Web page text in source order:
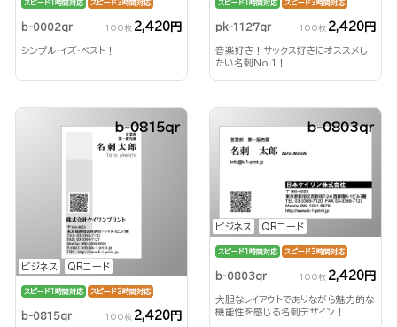
スピード1時間対応 スピード3時間対応
b-0002qr 100枚 2,420円
シンプル・イズ・ベスト！
スピード1時間対応 スピード3時間対応
pk-1127qr 100枚 2,420円
音楽好き！サックス好きにオススメし
たい名刺No.1！
ビジネス QRコード
b-0815qr
スピード1時間対応 スピード3時間対応
b-0815qr 100枚 2,420円
ビジネス QRコード
b-0803qr
スピード1時間対応 スピード3時間対応
b-0803qr 100枚 2,420円
大胆なレイアウトでありながら魅力的な
機能性を感じる名刺デザイン！